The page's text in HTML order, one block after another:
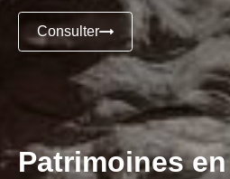
Consulter
Patrimoines